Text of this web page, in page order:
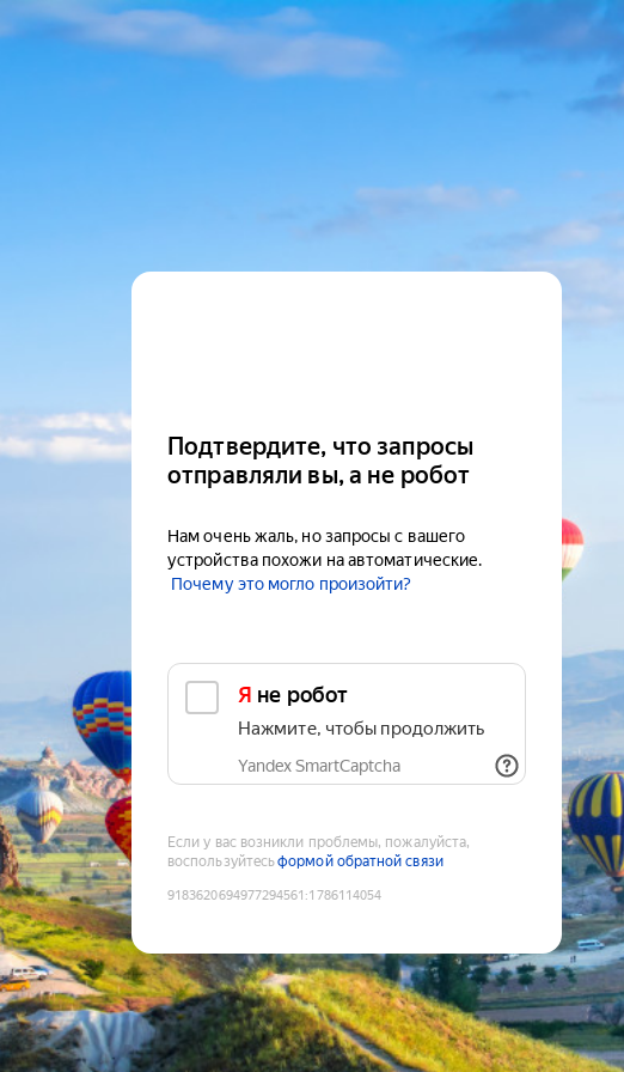
Подтвердите, что запросы
отправляли вы, а не робот
Нам очень жаль, но запросы с вашего
устройства похожи на автоматические.
Почему это могло произойти?
Я не робот
Нажмите, чтобы продолжить
Yandex SmartCaptcha
Если у вас возникли проблемы, пожалуйста,
воспользуйтесьформой обратной связи
9183620694977294561 :1786114054